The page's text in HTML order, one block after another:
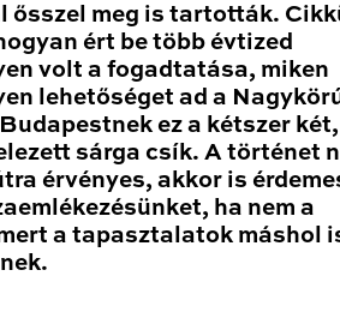
meg is tartották.
ért be több évtized
volt a fogadtatása, miken
lehetőséget ad a
ez a kétszer
sárga csík. A történet
érvényes, akkor is
ha nem a
a tapasztalatok máshol